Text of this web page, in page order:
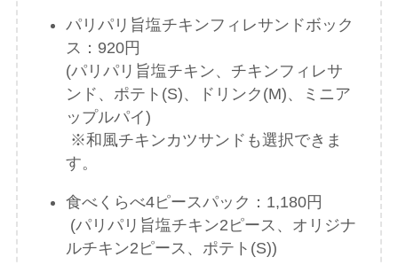
パリパリ旨塩チキンフィレサンドボック
ス：920円
(パリパリ旨塩チキン、チキンフィレサ
ンド、ポテト(S)、ドリンク(M)、ミニア
ップルパイ)
※和風チキンカツサンドも選択できま
す。
食べくらべ4ピースパック：1,180円
(パリパリ旨塩チキン2ピース、オリジナ
ルチキン2ピース、ポテト(S))